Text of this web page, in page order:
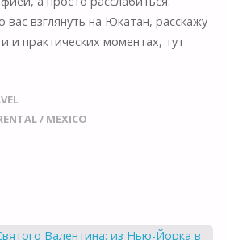
взглянуть на Юкатан, расскажу
и практических моментах, тут
/ MEXICO